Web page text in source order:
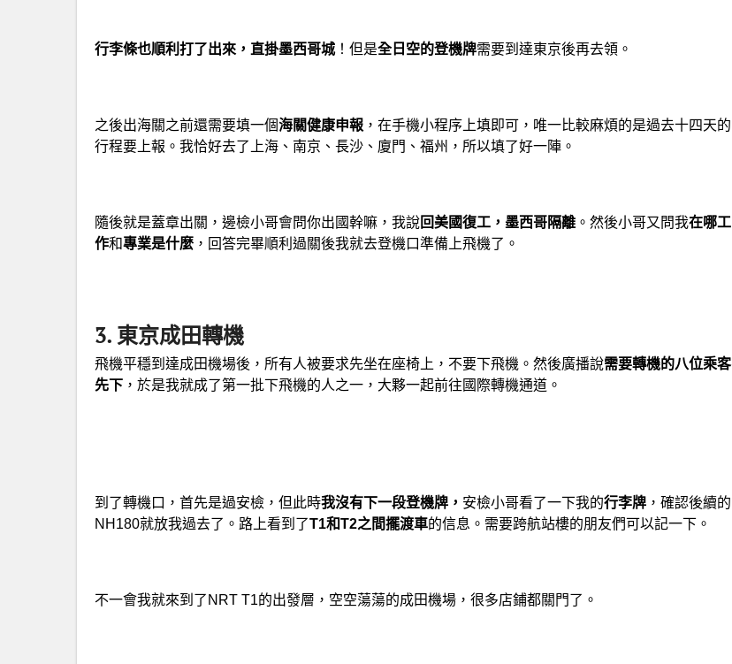
行李條也順利打了出來，直掛墨西哥城！但是全日空的登機牌需要到達東京後再去領。
之後出海關之前還需要填一個海關健康申報 ，在手機小程序上填即可，唯一比較麻煩的是過去十四天的
行程要上報。我恰好去了上海、南京、長沙、廈門、福州，所以填了好一陣。
隨後就是蓋章出關，邊檢小哥會問你出國幹嘛，我說回美國復工，墨西哥隔離 。然後小哥又問我在哪工
作和專業是什麼 ，回答完畢順利過關後我就去登機口準備上飛機了。
3. 東京成田轉機
飛機平穩到達成田機場後，所有人被要求先坐在座椅上，不要下飛機。然後廣播說需要轉機的八位乘客
先下 ，於是我就成了第一批下飛機的人之一，大夥一起前往國際轉機通道。
到了轉機口，首先是過安檢，但此時我沒有下一段登機牌， 安檢小哥看了一下我的行李牌 ，確認後續的
NH180就放我過去了。路上看到了T1和T2之間擺渡車的信息。需要跨航站樓的朋友們可以記一下。
不一會我就來到了NRT T1的出發層，空空蕩蕩的成田機場，很多店鋪都關門了。